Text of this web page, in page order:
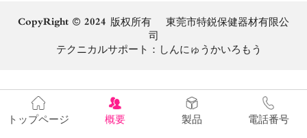
CopyRight © 2024 版权所有 東莞市特鋭保健器材有限公
司
テクニカルサポート： しんにゅうかいろもう
トップページ 概要 製品 電話番号